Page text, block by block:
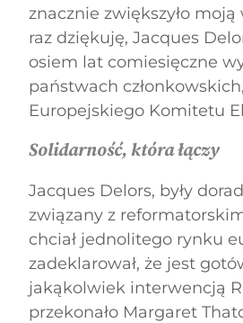
znacznie zwiększyło
raz dziękuję, Jacques
osiem lat comiesięczne
państwach
Europejskiego Komitetu
Solidarność, która łączy
Jacques Delors, były
związany z
chciał jednolitego rynku
zadeklarował, że jest
jakąkolwiek interwencją
przekonało Margaret